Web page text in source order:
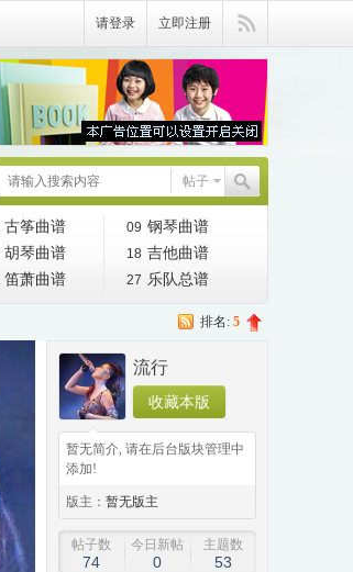
请登录 立即注册
帖子
古筝曲谱 09 钢琴曲谱
胡琴曲谱 18 吉他曲谱
笛萧曲谱 27 乐队总谱
排名: 5
流行
收藏本版
暂无简介, 请在后台版块管理中
添加!
版主： 暂无版主
◆
◆
帖子数
74
今日新帖
0
主题数
53